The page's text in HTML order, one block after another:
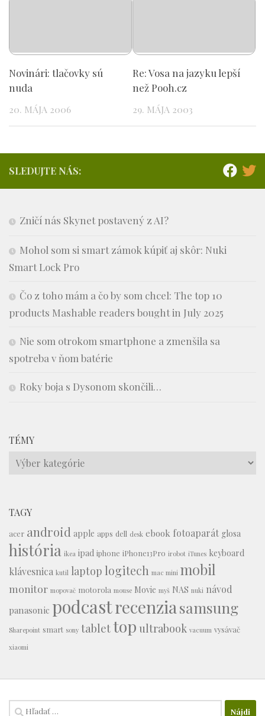
Novinári: tlačovky sú
nuda
20. MÁJA 2006
Re: Vosa na jazyku lepší
než Pooh.cz
29. MÁJA 2003
SLEDUJTE NÁS:
Zničí nás Skynet postavený z AI?
Mohol som si smart zámok kúpiť aj skôr: Nuki
Smart Lock Pro
Čo z toho mám a čo by som chcel: The top 10
products Mashable readers bought in July 2025
Nie som otrokom smartphone a zmenšila sa
spotreba v ňom batérie
Roky boja s Dysonom skončili…
TÉMY
Témy
TAGY
acer android apple apps dell desk ebook fotoaparát glosa
história ikea ipad iphone iPhone13Pro irobot iTunes keyboard
klávesnica kutil laptop logitech mac mini mobil
monitor mopovač motorola mouse Movie myš NAS nuki návod
panasonic podcastrecenziasamsung
Sharepoint smart sony tablettop ultrabook vacuum vysávač
xiaomi
Hľadať: